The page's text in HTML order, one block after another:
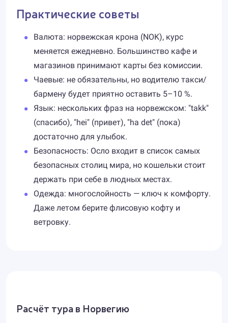
Практические советы
Валюта: норвежская крона (NOK), курс
меняется ежедневно. Большинство кафе и
магазинов принимают карты без комиссии.
Чаевые: не обязательны, но водителю такси/
бармену будет приятно оставить 5–10 %.
Язык: нескольких фраз на норвежском: "takk"
(спасибо), "hei" (привет), "ha det" (пока)
достаточно для улыбок.
Безопасность: Осло входит в список самых
безопасных столиц мира, но кошельки стоит
держать при себе в людных местах.
Одежда: многослойность — ключ к комфорту.
Даже летом берите флисовую кофту и
ветровку.
Расчёт тура в Норвегию